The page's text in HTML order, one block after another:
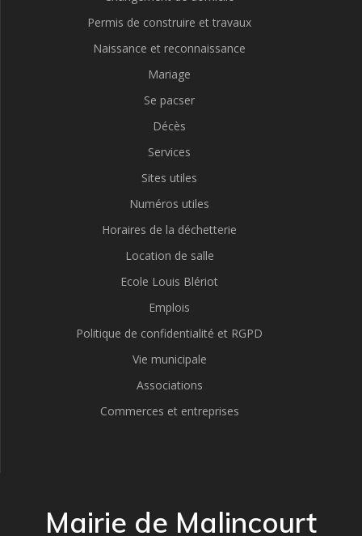
Permis de construire et travaux
Naissance et reconnaissance
Mariage
Se pacser
Décès
Services
Sites utiles
Numéros utiles
Horaires de la déchetterie
Location de salle
Ecole Louis Blériot
Emplois
Politique de confidentialité et RGPD
Vie municipale
Associations
Commerces et entreprises
Mairie de Malincourt